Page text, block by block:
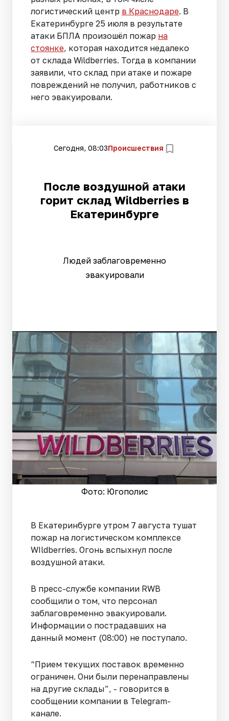
логистический центр в Краснодаре. В
Екатеринбурге 25 июля в результате
атаки БПЛА произошёл пожар на
стоянке, которая находится недалеко
от склада Wildberries. Тогда в компании
заявили, что склад при атаке и пожаре
повреждений не получил, работников с
него эвакуировали.
Сегодня, 08:03Происшествия
После воздушной атаки
горит склад Wildberries в
Екатеринбурге
Людей заблаговременно
эвакуировали
Фото: Югополис
В Екатеринбурге утром 7 августа тушат
пожар на логистическом комплексе
WIldberries. Огонь вспыхнул после
воздушной атаки.
В пресс-службе компании RWB
сообщили о том, что персонал
заблаговременно эвакуировали.
Информации о пострадавших на
данный момент (08:00) не поступало.
“Прием текущих поставок временно
ограничен. Они были перенаправлены
на другие склады”, - говорится в
сообщении компании в Telegram-
канале.